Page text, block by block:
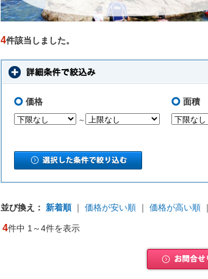
4件該当しました。
価格
～
面積
並び換え： 新着順 ｜ 価格が安い順 ｜ 価格が高い順 ｜
4件中 1～4件を表示